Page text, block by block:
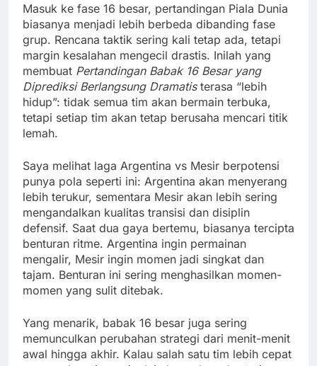
Masuk ke fase 16 besar, pertandingan Piala Dunia
biasanya menjadi lebih berbeda dibanding fase
grup. Rencana taktik sering kali tetap ada, tetapi
margin kesalahan mengecil drastis. Inilah yang
membuat Pertandingan Babak 16 Besar yang
Diprediksi Berlangsung Dramatisterasa “lebih
hidup”: tidak semua tim akan bermain terbuka,
tetapi setiap tim akan tetap berusaha mencari titik
lemah.
Saya melihat laga Argentina vs Mesir berpotensi
punya pola seperti ini: Argentina akan menyerang
lebih terukur, sementara Mesir akan lebih sering
mengandalkan kualitas transisi dan disiplin
defensif. Saat dua gaya bertemu, biasanya tercipta
benturan ritme. Argentina ingin permainan
mengalir, Mesir ingin momen jadi singkat dan
tajam. Benturan ini sering menghasilkan momen-
momen yang sulit ditebak.
Yang menarik, babak 16 besar juga sering
memunculkan perubahan strategi dari menit-menit
awal hingga akhir. Kalau salah satu tim lebih cepat